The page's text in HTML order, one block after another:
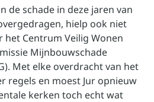
de schade in deze jaren van
hielp ook niet
het Centrum Veilig Wonen
Mijnbouwschade
Met elke overdracht van het
regels en moest Jur opnieuw
kerken toch echt wat